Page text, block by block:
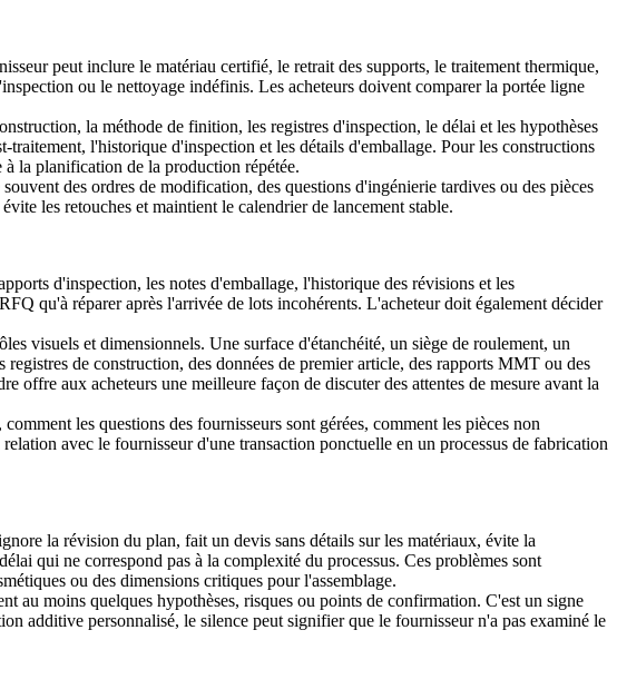
peut inclure le matériau certifié, le retrait des supports, le traitement thermique,
ou le nettoyage indéfinis. Les acheteurs doivent comparer la portée ligne
la méthode de finition, les registres d'inspection, le délai et les hypothèses
l'historique d'inspection et les détails d'emballage. Pour les constructions
à la planification de la production répétée.
des ordres de modification, des questions d'ingénierie tardives ou des pièces
les retouches et maintient le calendrier de lancement stable.
d'inspection, les notes d'emballage, l'historique des révisions et les
qu'à réparer après l'arrivée de lots incohérents. L'acheteur doit également décider
visuels et dimensionnels. Une surface d'étanchéité, un siège de roulement, un
de construction, des données de premier article, des rapports MMT ou des
offre aux acheteurs une meilleure façon de discuter des attentes de mesure avant la
les questions des fournisseurs sont gérées, comment les pièces non
avec le fournisseur d'une transaction ponctuelle en un processus de fabrication
la révision du plan, fait un devis sans détails sur les matériaux, évite la
qui ne correspond pas à la complexité du processus. Ces problèmes sont
ou des dimensions critiques pour l'assemblage.
au moins quelques hypothèses, risques ou points de confirmation. C'est un signe
additive personnalisé, le silence peut signifier que le fournisseur n'a pas examiné le